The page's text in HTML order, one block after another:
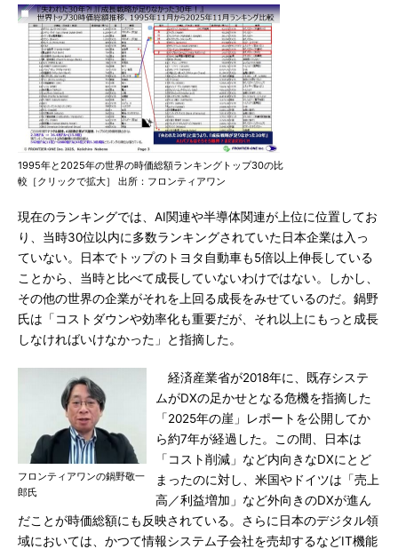
1995年と2025年の世界の時価総額ランキングトップ30の比
較［クリックで拡大］ 出所：フロンティアワン
現在のランキングでは、AI関連や半導体関連が上位に位置してお
り、当時30位以内に多数ランキングされていた日本企業は入っ
ていない。日本でトップのトヨタ自動車も5倍以上伸長している
ことから、当時と比べて成長していないわけではない。しかし、
その他の世界の企業がそれを上回る成長をみせているのだ。鍋野
氏は「コストダウンや効率化も重要だが、それ以上にもっと成長
しなければいけなかった」と指摘した。
フロンティアワンの鍋野敬一
郎氏
経済産業省が2018年に、既存システ
ムがDXの足かせとなる危機を指摘した
「2025年の崖」レポートを公開してか
ら約7年が経過した。この間、日本は
「コスト削減」など内向きなDXにとど
まったのに対し、米国やドイツは「売上
高／利益増加」など外向きのDXが進ん
だことが時価総額にも反映されている。さらに日本のデジタル領
域においては、かつて情報システム子会社を売却するなどIT機能